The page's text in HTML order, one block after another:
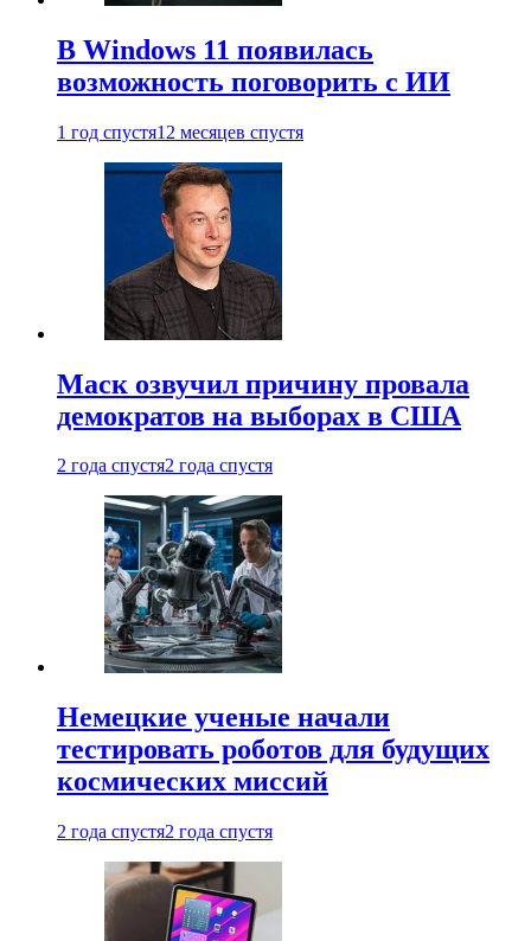
В Windows 11 появилась
возможность поговорить с ИИ
1 год спустя12 месяцев спустя
Маск озвучил причину провала
демократов на выборах в США
2 года спустя2 года спустя
Немецкие ученые начали
тестировать роботов для будущих
космических миссий
2 года спустя2 года спустя